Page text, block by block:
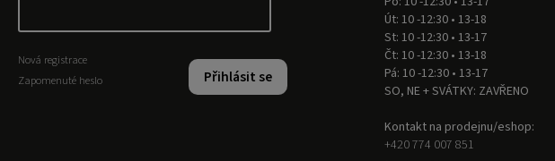
Přihlásit se
Nová registrace
Zapomenuté heslo
Út: 10 -12:30 • 13-18
St: 10 -12:30 • 13-17
Čt: 10 -12:30 • 13-18
Pá: 10 -12:30 • 13-17
SO, NE + SVÁTKY: ZAVŘENO
Kontakt na prodejnu/eshop:
+420 774 007 851